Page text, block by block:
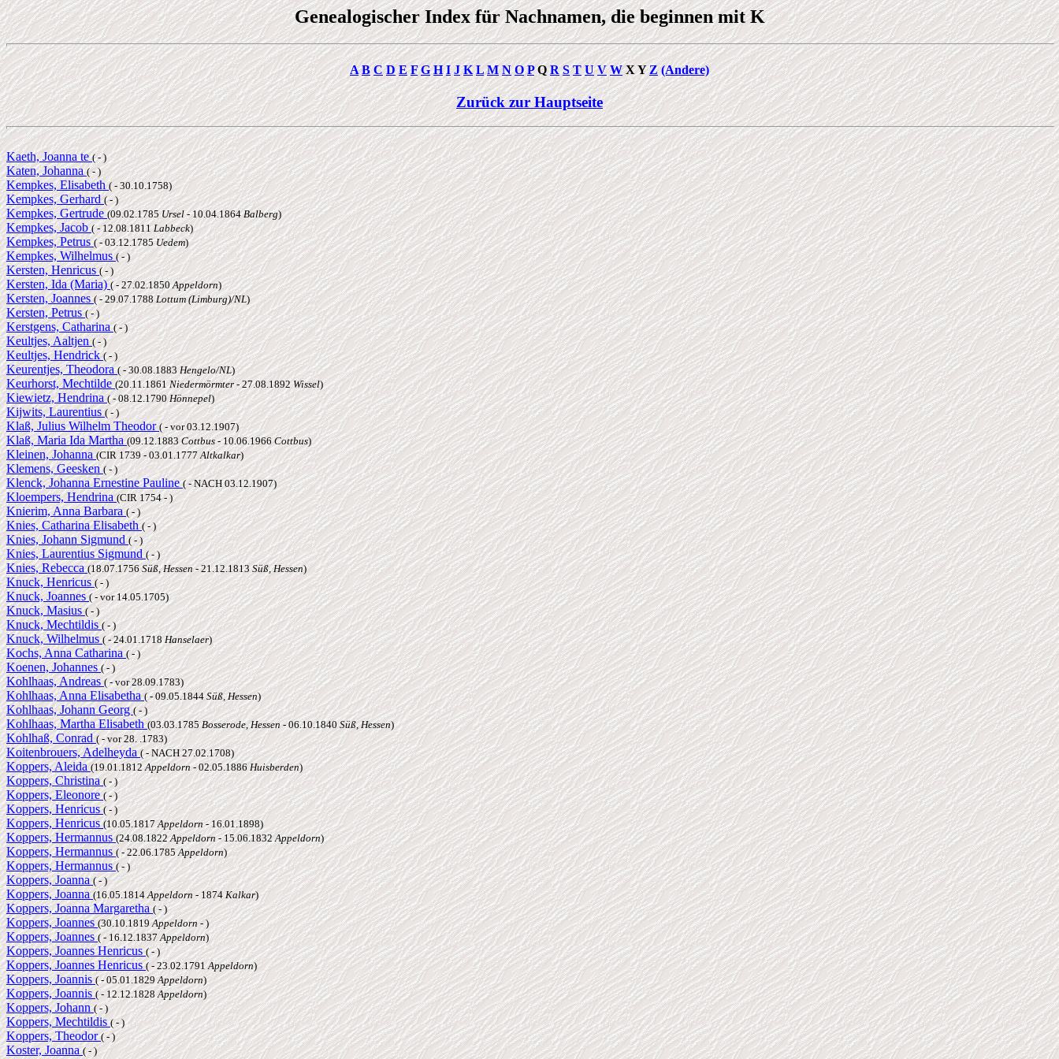
Genealogischer Index für Nachnamen, die beginnen mit K
A B C D E F G H I J K L M N O PQR S T U V WX YZ (Andere)
Zurück zur Hauptseite
Kaeth, Joanna te( - )
Katen, Johanna( - )
Kempkes, Elisabeth( - 30.10.1758)
Kempkes, Gerhard( - )
Kempkes, Gertrude(09.02.1785Ursel- 10.04.1864Balberg)
Kempkes, Jacob( - 12.08.1811Labbeck)
Kempkes, Petrus( - 03.12.1785Uedem)
Kempkes, Wilhelmus( - )
Kersten, Henricus( - )
Kersten, Ida (Maria)( - 27.02.1850Appeldorn)
Kersten, Joannes( - 29.07.1788Lottum (Limburg)/NL)
Kersten, Petrus( - )
Kerstgens, Catharina( - )
Keultjes, Aaltjen( - )
Keultjes, Hendrick( - )
Keurentjes, Theodora( - 30.08.1883Hengelo/NL)
Keurhorst, Mechtilde(20.11.1861Niedermörmter- 27.08.1892Wissel)
Kiewietz, Hendrina( - 08.12.1790Hönnepel)
Kijwits, Laurentius( - )
Klaß, Julius Wilhelm Theodor( - vor 03.12.1907)
Klaß, Maria Ida Martha(09.12.1883Cottbus- 10.06.1966Cottbus)
Kleinen, Johanna(CIR 1739 - 03.01.1777Altkalkar)
Klemens, Geesken( - )
Klenck, Johanna Ernestine Pauline( - NACH 03.12.1907)
Kloempers, Hendrina(CIR 1754 - )
Knierim, Anna Barbara( - )
Knies, Catharina Elisabeth( - )
Knies, Johann Sigmund( - )
Knies, Laurentius Sigmund( - )
Knies, Rebecca(18.07.1756Süß, Hessen- 21.12.1813Süß, Hessen)
Knuck, Henricus( - )
Knuck, Joannes( - vor 14.05.1705)
Knuck, Masius( - )
Knuck, Mechtildis( - )
Knuck, Wilhelmus( - 24.01.1718Hanselaer)
Kochs, Anna Catharina( - )
Koenen, Johannes( - )
Kohlhaas, Andreas( - vor 28.09.1783)
Kohlhaas, Anna Elisabetha( - 09.05.1844Süß, Hessen)
Kohlhaas, Johann Georg( - )
Kohlhaas, Martha Elisabeth(03.03.1785Bosserode, Hessen- 06.10.1840Süß, Hessen)
Kohlhaß, Conrad( - vor 28. .1783)
Koitenbrouers, Adelheyda( - NACH 27.02.1708)
Koppers, Aleida(19.01.1812Appeldorn- 02.05.1886 Huisberden)
Koppers, Christina( - )
Koppers, Eleonore( - )
Koppers, Henricus( - )
Koppers, Henricus(10.05.1817Appeldorn- 16.01.1898)
Koppers, Hermannus(24.08.1822Appeldorn- 15.06.1832Appeldorn)
Koppers, Hermannus( - 22.06.1785Appeldorn)
Koppers, Hermannus( - )
Koppers, Joanna( - )
Koppers, Joanna(16.05.1814Appeldorn - 1874Kalkar)
Koppers, Joanna Margaretha( - )
Koppers, Joannes(30.10.1819Appeldorn- )
Koppers, Joannes( - 16.12.1837Appeldorn)
Koppers, Joannes Henricus( - )
Koppers, Joannes Henricus( - 23.02.1791Appeldorn)
Koppers, Joannis( - 05.01.1829Appeldorn)
Koppers, Joannis( - 12.12.1828Appeldorn)
Koppers, Johann( - )
Koppers, Mechtildis( - )
Koppers, Theodor( - )
Koster, Joanna( - )